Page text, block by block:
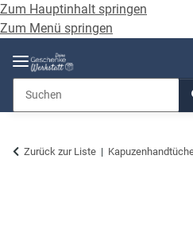
Zum Hauptinhalt springen
Zum Menü springen
Zurück zur Liste